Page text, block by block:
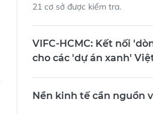
21 cơ sở được kiểm tra.
VIFC-HCMC: Kết nối
cho các 'dự án xanh'
Nền kinh tế cần nguồn